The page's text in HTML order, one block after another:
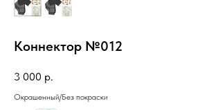
Коннектор №012
3 000 р.
Окрашенный/Без покраски